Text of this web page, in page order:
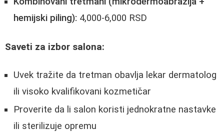
hemijski piling): 4,000-6,000 RSD
Saveti za izbor salona:
Uvek tražite da tretman obavlja lekar dermatolog
ili visoko kvalifikovani kozmetičar
Proverite da li salon koristi jednokratne nastavke
ili sterilizuje opremu